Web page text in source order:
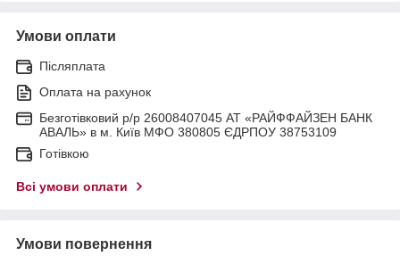
Умови оплати
Післяплата
Оплата на рахунок
Безготівковий р/р 26008407045 АТ «РАЙФФАЙЗЕН БАНК
АВАЛЬ» в м. Київ МФО 380805 ЄДРПОУ 38753109
Готівкою
Всі умови оплати
Умови повернення